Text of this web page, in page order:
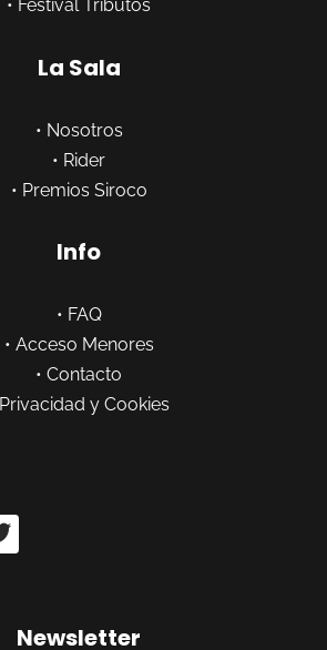
• Festival Tributos
La Sala
• Nosotros
• Rider
• Premios Siroco
Info
• FAQ
• Acceso Menores
• Contacto
Privacidad y Cookies
Newsletter